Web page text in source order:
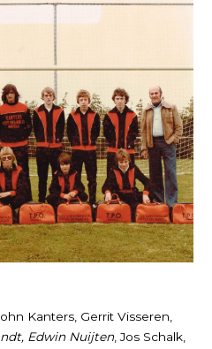
Kanters, Gerrit Visseren,
Edwin Nuijten, Jos Schalk,